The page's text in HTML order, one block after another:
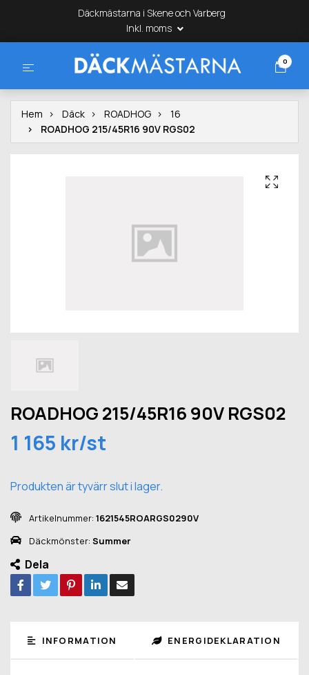
Däckmästarna i Skene och Varberg
Inkl. moms
0
Hem Däck ROADHOG
16
ROADHOG 215/45R16 90V RGS02
ROADHOG 215/45R16 90V RGS02
1 165 kr/st
Produkten är tyvärr slut i lager.
Artikelnummer: 1621545ROARGS0290V
Däckmönster: Summer
Dela
INFORMATION ENERGIDEKLARATION